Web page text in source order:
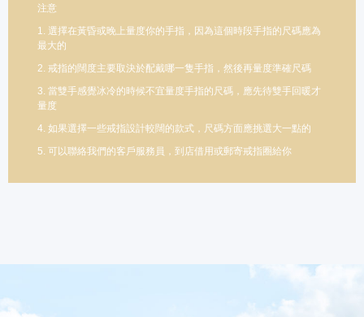
注意
1. 選擇在黃昏或晚上量度你的手指，因為這個時段手指的尺碼應為
最大的
2. 戒指的闊度主要取決於配戴哪一隻手指，然後再量度準確尺碼
3. 當雙手感覺冰冷的時候不宜量度手指的尺碼，應先待雙手回暖才
量度
4. 如果選擇一些戒指設計較闊的款式，尺碼方面應挑選大一點的
5. 可以聯絡我們的客戶服務員，到店借用或郵寄戒指圈給你